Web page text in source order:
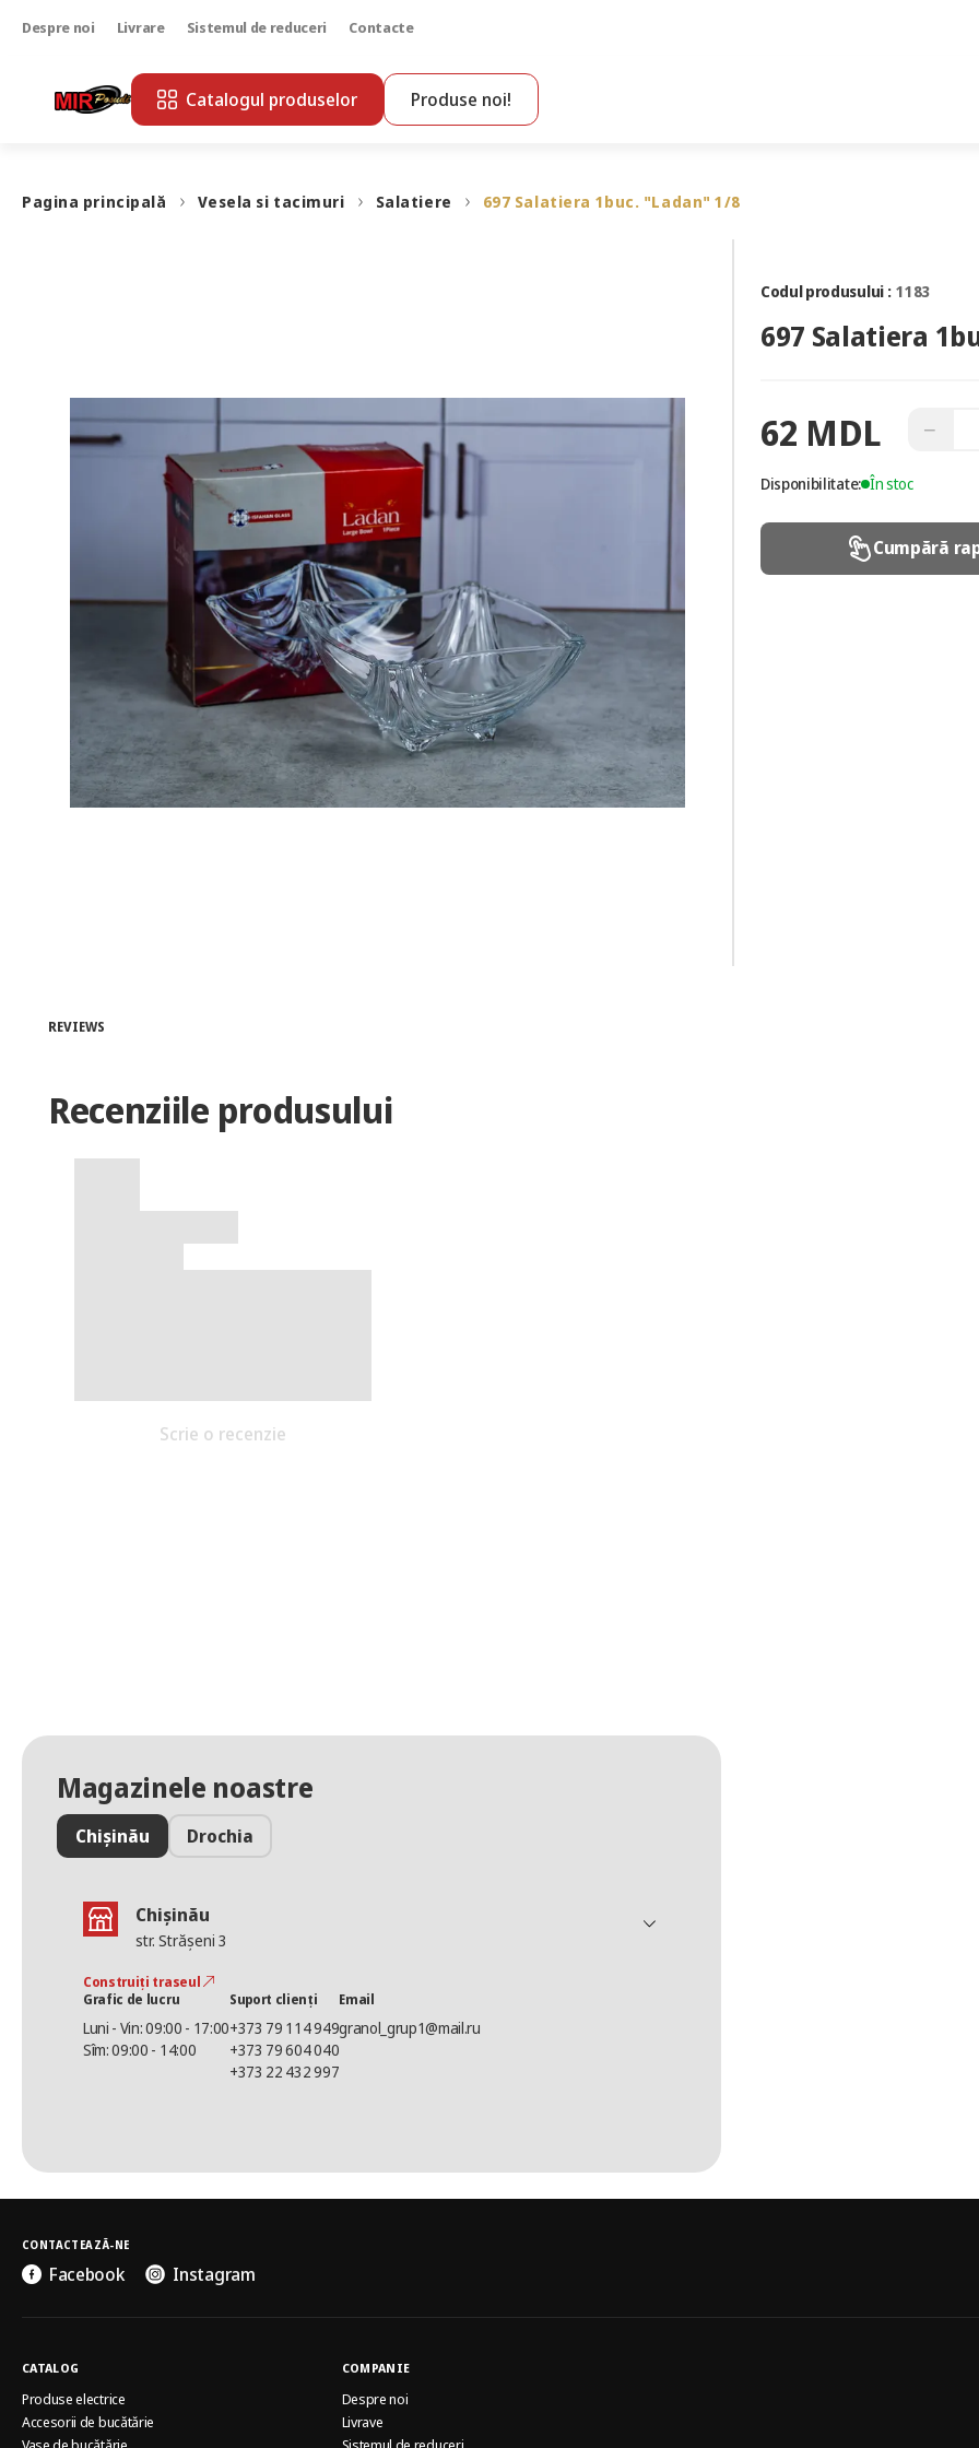
Despre noi Livrare Sistemul de reduceri Contacte
Catalogul produselor Produse noi!
Pagina principală Vesela si tacimuri Salatiere 697 Salatiera 1buc. "Ladan" 1/8
Codul produsului : 1183
697 Salatiera
62 MDL −
Disponibilitate: În stoc
Cumpără
REVIEWS
Recenziile produsului
Scrie o recenzie
Magazinele noastre
Chișinău Drochia
Chișinău
str. Strășeni 3
Construiți traseul
Grafic de lucru
Luni - Vin: 09:00 - 17:00
Sîm: 09:00 - 14:00
Suport clienți
+373 79 114 949
+373 79 604 040
+373 22 432 997
Email
granol_grup1@mail.ru
CONTACTEAZĂ-NE
Facebook Instagram
CATALOG
Produse electrice
Accesorii de bucătărie
COMPANIE
Despre noi
Livrave